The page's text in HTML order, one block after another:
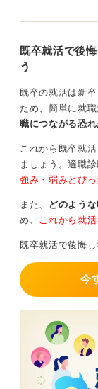
企業と従業員
明記がなけ
能性も否定で
入社前に契
基本的には同
に対して平等
しかし実際に
約社員には
契約社員とし
ボーナスをし
らの契約内
を期待できる
なります。
既卒就活で後
う
既卒の就活は新
ため、簡単に就
職につながる恐れ
これから既卒就
ましょう。適職
強み・弱みとぴっ
また、 どのよう
め、 これから就
既卒就活で後悔
今